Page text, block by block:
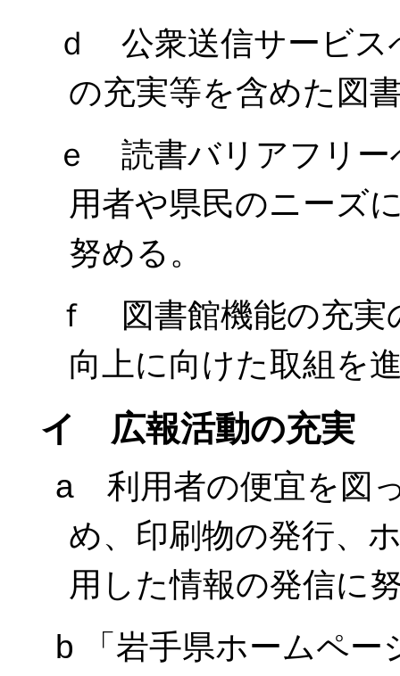
ｄ 公衆送信サービス
の充実等を含めた図
ｅ 読書バリアフリー
用者や県民のニーズ
努める。
ｆ 図書館機能の充実
向上に向けた取組を
イ 広報活動の充実
a 利用者の便宜を図
め、印刷物の発行、
用した情報の発信に
b 「岩手県ホームペ